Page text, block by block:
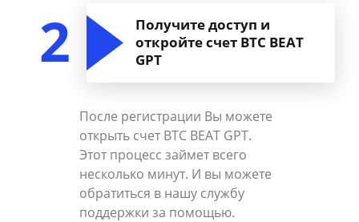
2
Получите доступ и
откройте счет BTC BEAT
GPT
После регистрации Вы можете
открыть счет BTC BEAT GPT.
Этот процесс займет всего
несколько минут. И вы можете
обратиться в нашу службу
поддержки за помощью.